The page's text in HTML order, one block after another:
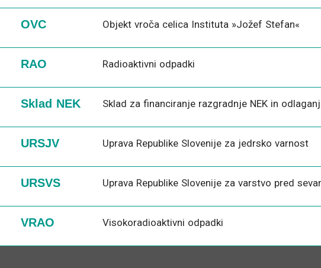
OVC Objekt vroča celica Instituta »Jožef Stefan«
RAO Radioaktivni odpadki
Sklad NEK Sklad za financiranje razgradnje NEK in
URSJV Uprava Republike Slovenije za jedrsko varnost
URSVS Uprava Republike Slovenije za varstvo pred
VRAO Visokoradioaktivni odpadki